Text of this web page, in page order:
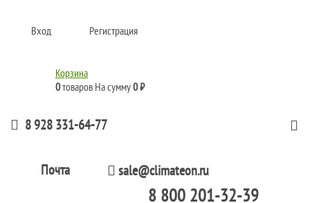
Вход Регистрация
Корзина
0товаров На сумму0 ₽
8 928 331-64-77
Почта sale@climateon.ru
8 800 201-32-39